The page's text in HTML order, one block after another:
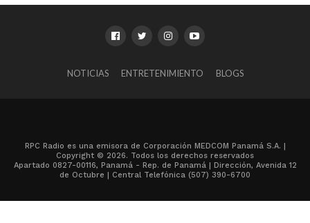
NOTICIAS ENTRETENIMIENTO BLOGS
RPC Radio es una emisora de Corporación MEDCOM Panamá S.A. |
Copyright © 2026. Todos los derechos reservados
Apartado 0827-00116, Panamá - Rep. de Panamá | Dirección, Avenida 12
de Octubre | Central Telefónica (507) 390-6700